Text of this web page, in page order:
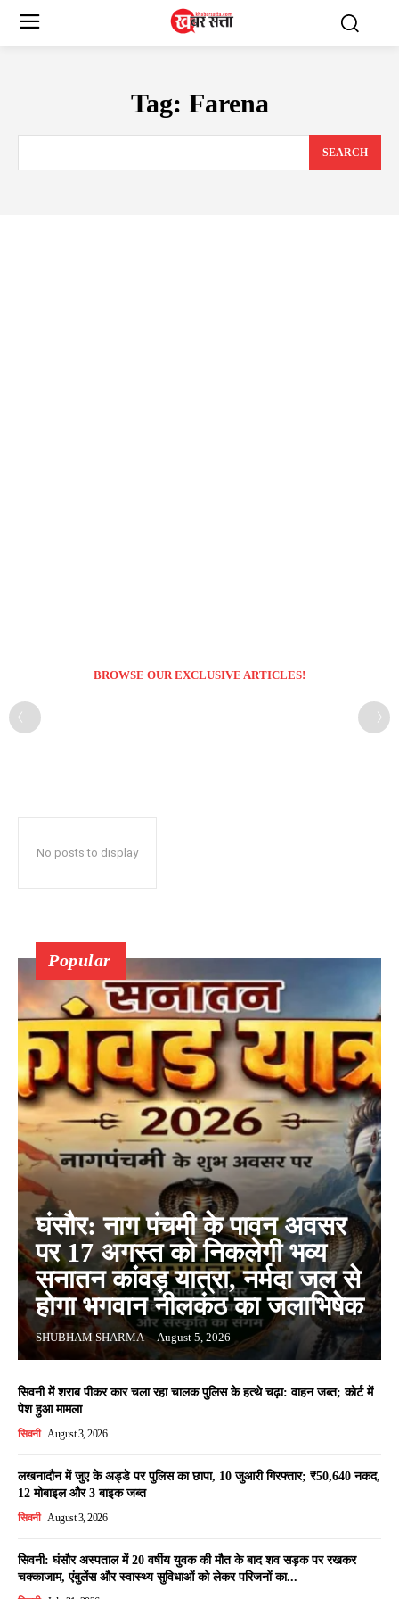
Tag: Farena
SEARCH
BROWSE OUR EXCLUSIVE ARTICLES!
No posts to display
Popular
घंसौर: नाग पंचमी के पावन अवसर
पर 17 अगस्त को निकलेगी भव्य
सनातन कांवड़ यात्रा, नर्मदा जल से
होगा भगवान नीलकंठ का जलाभिषेक
SHUBHAM SHARMA - August 5, 2026
सिवनी में शराब पीकर कार चला रहा चालक पुलिस के हत्थे चढ़ा: वाहन जब्त; कोर्ट में
पेश हुआ मामला
सिवनी August 3, 2026
लखनादौन में जुए के अड्डे पर पुलिस का छापा, 10 जुआरी गिरफ्तार; ₹50,640 नकद,
12 मोबाइल और 3 बाइक जब्त
सिवनी August 3, 2026
सिवनी: घंसौर अस्पताल में 20 वर्षीय युवक की मौत के बाद शव सड़क पर रखकर
चक्काजाम, एंबुलेंस और स्वास्थ्य सुविधाओं को लेकर परिजनों का...